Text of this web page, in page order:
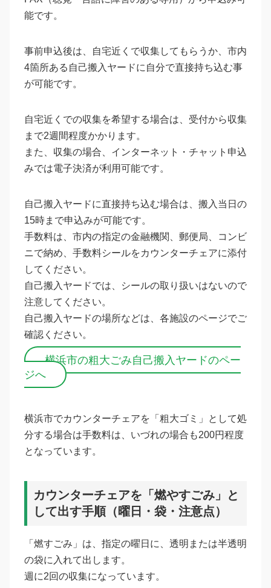
能です。
事前申込後は、自宅近くで収集してもらうか、市内
4箇所ある自己搬入ヤードに自分で直接持ち込む事
が可能です。
自宅近くでの収集を希望する場合は、受付から収集
まで2週間程度かかります。
また、収集の場合、インターネット・チャット申込
みでは電子決済が利用可能です。
自己搬入ヤードに直接持ち込む場合は、搬入当日の
15時まで申込みが可能です。
手数料は、市内の指定の金融機関、郵便局、コンビ
ニで納め、手数料シールをカウンターチェアに添付
してください。
自己搬入ヤードでは、シールの取り扱いはないので
注意してください。
自己搬入ヤードの場所などは、各施設のページでご
確認ください。
横浜市の粗大ごみ自己搬入ヤードのペー
ジへ
横浜市でカウンターチェアを「粗大ゴミ」として処
分する場合は手数料は、いづれの場合も200円程度
となっています。
カウンターチェアを「燃やすごみ」と
して出す手順（曜日・袋・注意点）
「燃すごみ」は、指定の曜日に、透明または半透明
の袋に入れて出します。
週に2回の収集になっています。